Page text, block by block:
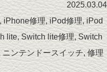
2025.03.04
,iPhone修理,iPod修理,iPod
lite,Switch lite修理,Switch
ニンテンドースイッチ,修理